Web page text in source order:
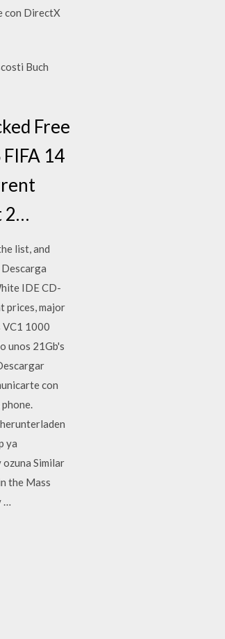
con DirectX
Buch
Free
14
2…
list, and
IDE CD-
prices, major
VC1 1000
unos 21Gb's
con
ya
Similar
the Mass